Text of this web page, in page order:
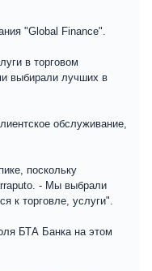
"Global Finance".
в торговом
выбирали лучших в
обслуживание,
поскольку
- Мы выбрали
к торговле, услуги".
БТА Банка на этом